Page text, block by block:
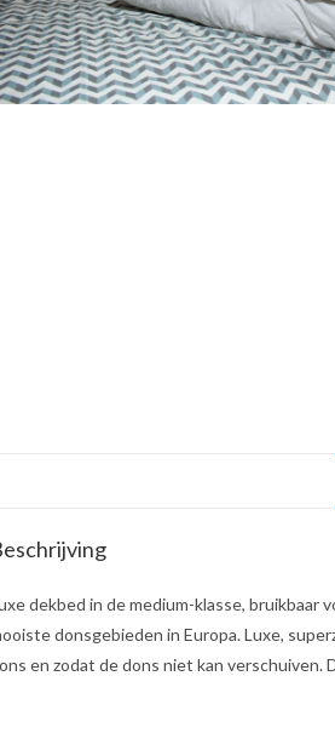
dekbed in de medium-klasse, bruikbaar
donsgebieden in Europa. Luxe,
en zodat de dons niet kan verschuiven.